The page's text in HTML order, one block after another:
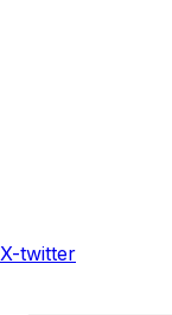
X-twitter